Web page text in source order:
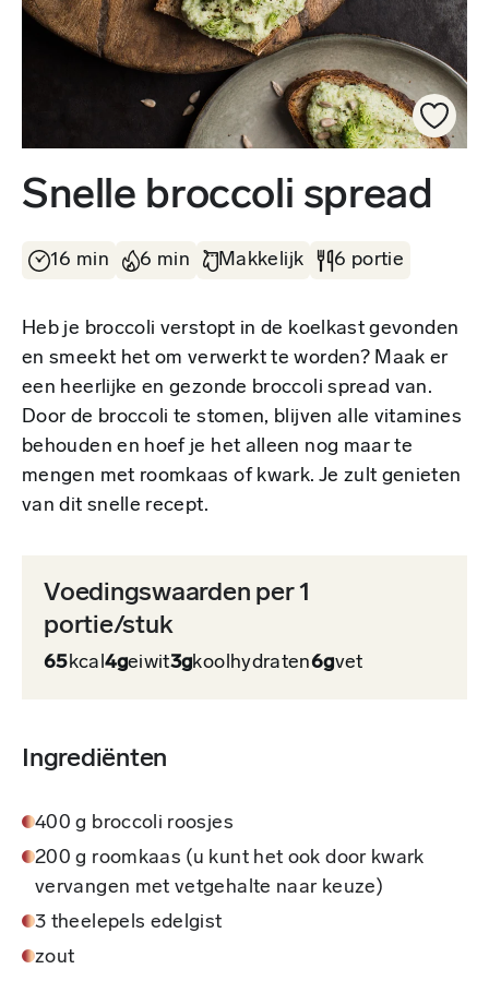
Snelle broccoli spread
16 min 6 min Makkelijk 6 portie
Heb je broccoli verstopt in de koelkast gevonden
en smeekt het om verwerkt te worden? Maak er
een heerlijke en gezonde broccoli spread van.
Door de broccoli te stomen, blijven alle vitamines
behouden en hoef je het alleen nog maar te
mengen met roomkaas of kwark. Je zult genieten
van dit snelle recept.
Voedingswaarden per 1
portie/stuk
65kcal4geiwit3gkoolhydraten6gvet
Ingrediënten
400 g broccoli roosjes
200 g roomkaas (u kunt het ook door kwark
vervangen met vetgehalte naar keuze)
3 theelepels edelgist
zout